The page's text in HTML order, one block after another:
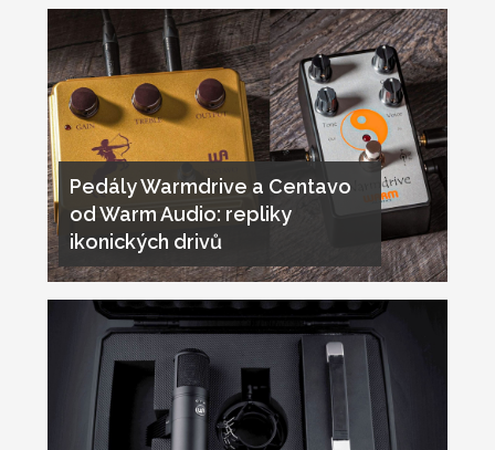
Pedály Warmdrive a Centavo
od Warm Audio: repliky
ikonických drivů